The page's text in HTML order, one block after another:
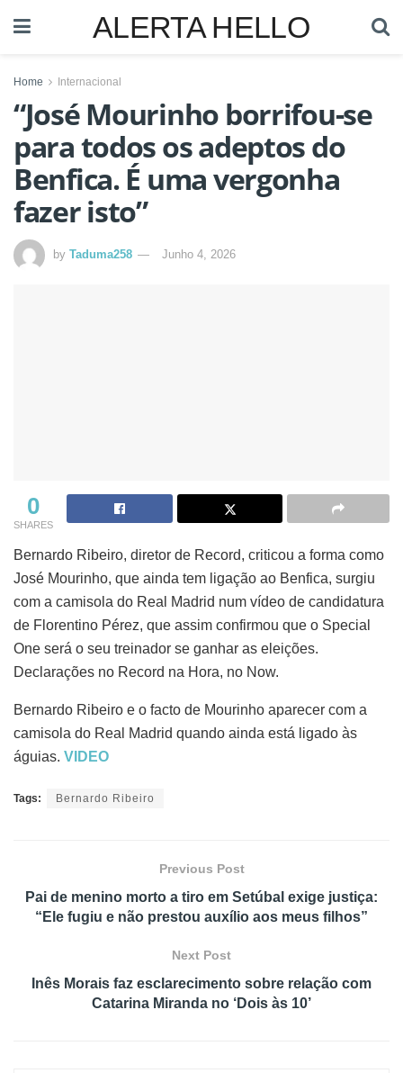
ALERTA HELLO
Home Internacional
“José Mourinho borrifou-se
para todos os adeptos do
Benfica. É uma vergonha
fazer isto”
by Taduma258 Junho 4, 2026
0
SHARES
Bernardo Ribeiro, diretor de Record, criticou a forma como
José Mourinho, que ainda tem ligação ao Benfica, surgiu
com a camisola do Real Madrid num vídeo de candidatura
de Florentino Pérez, que assim confirmou que o Special
One será o seu treinador se ganhar as eleições.
Declarações no Record na Hora, no Now.
Bernardo Ribeiro e o facto de Mourinho aparecer com a
camisola do Real Madrid quando ainda está ligado às
águias. VIDEO
Tags: Bernardo Ribeiro
Previous Post
Pai de menino morto a tiro em Setúbal exige justiça:
“Ele fugiu e não prestou auxílio aos meus filhos”
Next Post
Inês Morais faz esclarecimento sobre relação com
Catarina Miranda no ‘Dois às 10’